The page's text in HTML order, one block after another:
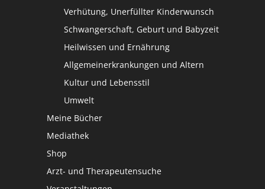
Verhütung, Unerfüllter Kinderwunsch
Schwangerschaft, Geburt und Babyzeit
Heilwissen und Ernährung
Allgemeinerkrankungen und Altern
Kultur und Lebensstil
Umwelt
Meine Bücher
Mediathek
Shop
Arzt- und Therapeutensuche